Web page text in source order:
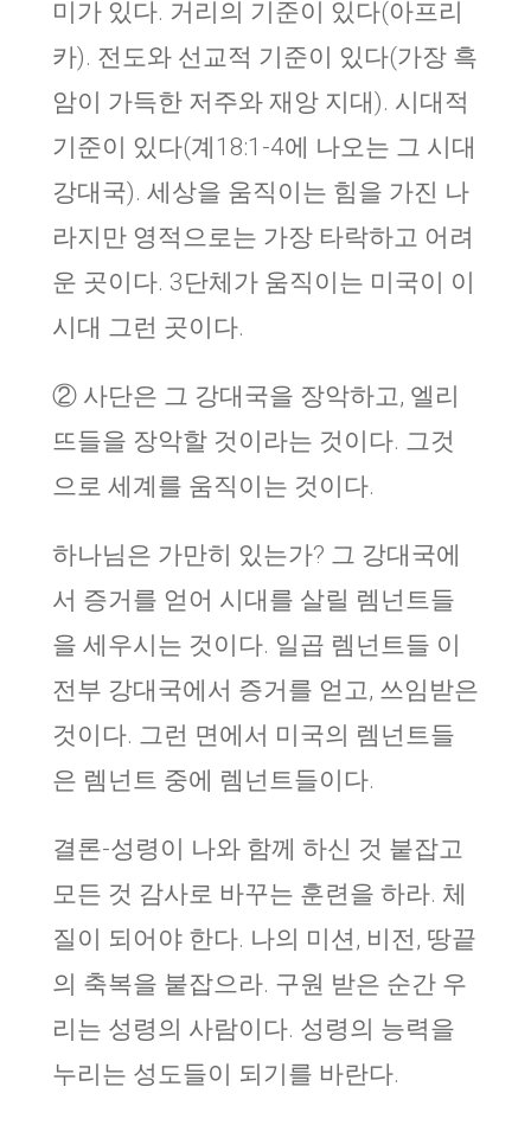
미가 있다. 거리의 기준이 있다(아프리
카). 전도와 선교적 기준이 있다(가장 흑
암이 가득한 저주와 재앙 지대). 시대적
기준이 있다(계18:1-4에 나오는 그 시대
강대국). 세상을 움직이는 힘을 가진 나
라지만 영적으로는 가장 타락하고 어려
운 곳이다. 3단체가 움직이는 미국이 이
시대 그런 곳이다.
② 사단은 그 강대국을 장악하고, 엘리
뜨들을 장악할 것이라는 것이다. 그것
으로 세계를 움직이는 것이다.
하나님은 가만히 있는가? 그 강대국에
서 증거를 얻어 시대를 살릴 렘넌트들
을 세우시는 것이다. 일곱 렘넌트들 이
전부 강대국에서 증거를 얻고, 쓰임받은
것이다. 그런 면에서 미국의 렘넌트들
은 렘넌트 중에 렘넌트들이다.
결론-성령이 나와 함께 하신 것 붙잡고
모든 것 감사로 바꾸는 훈련을 하라. 체
질이 되어야 한다. 나의 미션, 비전, 땅끝
의 축복을 붙잡으라. 구원 받은 순간 우
리는 성령의 사람이다. 성령의 능력을
누리는 성도들이 되기를 바란다.